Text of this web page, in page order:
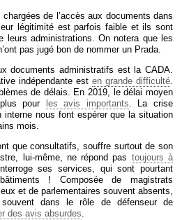
de l’accès aux documents dans
légitimité est parfois faible et ils sont
leurs administrations. On notera que les
pas jugé bon de nommer un Prada.
documents administratifs est la CADA.
indépendante est en grande difficulté.
de délais. En 2019, le délai moyen
pour
les avis importants. La crise
interne nous font espérer que la situation
mois.
que consultatifs, souffre surtout de son
lui-même, ne répond pas toujours à
ses services, qui sont pourtant
! Composée de magistrats
et de parlementaires souvent absents,
dans le rôle de défenseur de
des avis absurdes.